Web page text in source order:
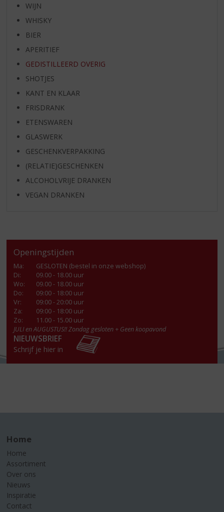
WIJN
WHISKY
BIER
APERITIEF
GEDISTILLEERD OVERIG
SHOTJES
KANT EN KLAAR
FRISDRANK
ETENSWAREN
GLASWERK
GESCHENKVERPAKKING
(RELATIE)GESCHENKEN
ALCOHOLVRIJE DRANKEN
VEGAN DRANKEN
Openingstijden
Ma:
GESLOTEN (bestel in onze webshop)
Di:
09.00 - 18.00 uur
Wo:
09.00 - 18.00 uur
Do:
09:00 - 18:00 uur
Vr:
09:00 - 20:00 uur
Za:
09:00 - 18:00 uur
Zo:
11.00 - 15.00 uur
JULI en AUGUSTUS!! Zondag gesloten + Geen koopavond
NIEUWSBRIEF
Schrijf je hier in
Home
Home
Assortiment
Over ons
Nieuws
Inspiratie
Contact